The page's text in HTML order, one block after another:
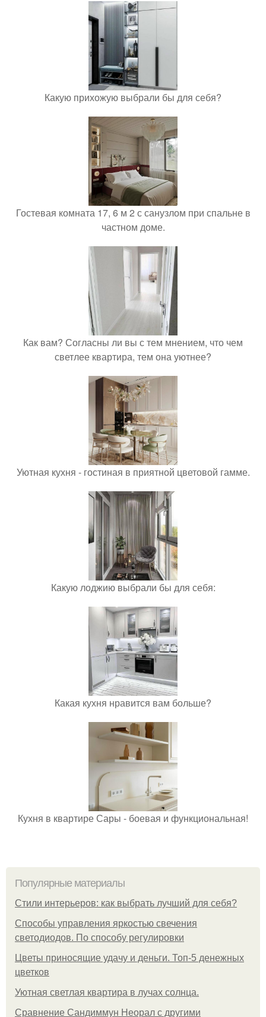
Какую прихожую выбрали бы для себя?
Гостевая комната 17, 6 м 2 с санузлом при спальне в
частном доме.
Как вам? Согласны ли вы с тем мнением, что чем
светлее квартира, тем она уютнее?
Уютная кухня - гостиная в приятной цветовой гамме.
Какую лоджию выбрали бы для себя:
Какая кухня нравится вам больше?
Кухня в квартире Сары - боевая и функциональная!
Популярные материалы
Стили интерьеров: как выбрать лучший для себя?
Способы управления яркостью свечения
светодиодов. По способу регулировки
Цветы приносящие удачу и деньги. Топ-5 денежных
цветков
Уютная светлая квартира в лучах солнца.
Сравнение Сандиммун Неорал с другими